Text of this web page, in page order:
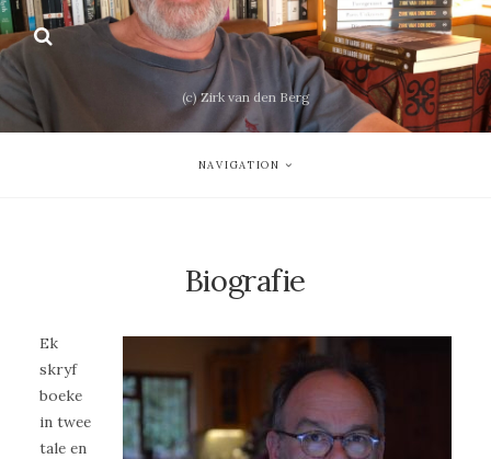
(c) Zirk van den Berg
NAVIGATION
Biografie
Ek
skryf
boeke
in twee
tale en